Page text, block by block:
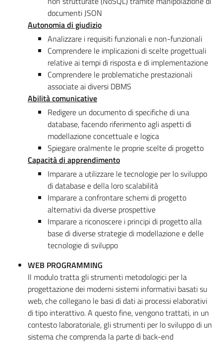
documenti JSON
Autonomia di giudizio
Analizzare i requisiti funzionali e non-funzionali
Comprendere le implicazioni di scelte progettuali
relative ai tempi di risposta e di implementazione
Comprendere le problematiche prestazionali
associate ai diversi DBMS
Abilità comunicative
Redigere un documento di specifiche di una
database, facendo riferimento agli aspetti di
modellazione concettuale e logica
Spiegare oralmente le proprie scelte di progetto
Capacità di apprendimento
Imparare a utilizzare le tecnologie per lo sviluppo
di database e della loro scalabilità
Imparare a confrontare schemi di progetto
alternativi da diverse prospettive
Imparare a riconoscere i principi di progetto alla
base di diverse strategie di modellazione e delle
tecnologie di sviluppo
WEB PROGRAMMING
Il modulo tratta gli strumenti metodologici per la
progettazione dei moderni sistemi informativi basati su
web, che collegano le basi di dati ai processi elaborativi
di tipo interattivo. A questo fine, vengono trattati, in un
contesto laboratoriale, gli strumenti per lo sviluppo di un
sistema che comprenda la parte di back-end